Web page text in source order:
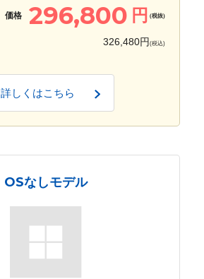
価格 296,800 円 (税抜)
326,480円 (税込)
詳しくはこちら
OSなしモデル